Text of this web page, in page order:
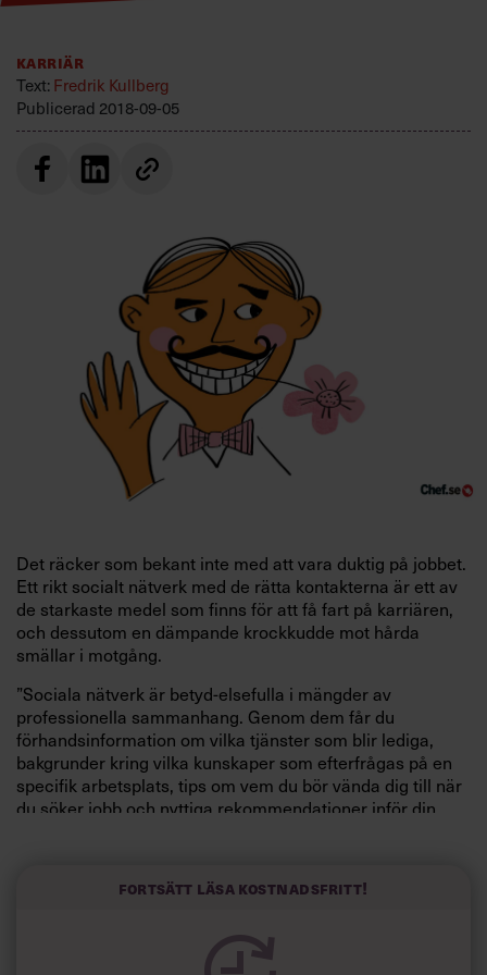
Logga in
Prenumerera
Sök
efter:
Karriär
Text: Fredrik Kullberg
Publicerad 2018-09-05
Det räcker som bekant inte med att vara duktig på jobbet.
Ett rikt socialt nätverk med de rätta kontakterna är ett av
de starkaste medel som finns för att få fart på karriären,
och dessutom en dämpande krockkudde mot hårda
smällar i motgång.
”Sociala nätverk är betyd-elsefulla i mängder av
professionella sammanhang. Genom dem får du
förhandsinformation om vilka tjänster som blir lediga,
bakgrunder kring vilka kunskaper som efterfrågas på en
specifik arbetsplats, tips om vem du bör vända dig till när
du söker jobb och nyttiga rekommendationer inför din
det ”sociala kapitalets” betydelse i arbetslivet. En slutsats
via rekommendationer. Dels för att slippa plöja igenom så
många ansökningar, dels för
att personlig inrådan väger
Fortsätt läsa kostnadsfritt!